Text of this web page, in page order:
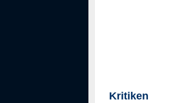
Kritiken